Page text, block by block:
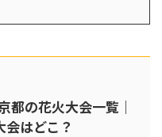
都の花火大会一覧｜
はどこ？